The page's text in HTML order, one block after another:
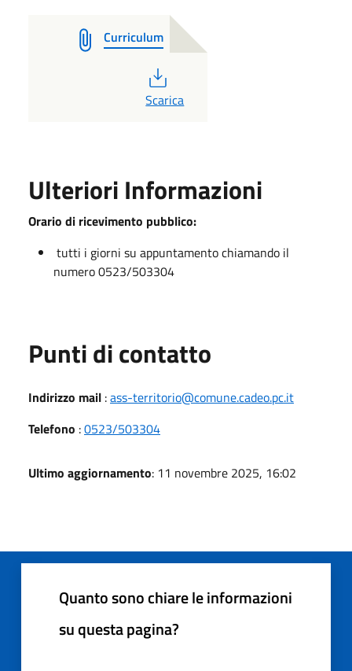
Curriculum
PDF
Scarica
Ulteriori Informazioni
Orario di ricevimento pubblico:
tutti i giorni su appuntamento chiamando il
numero 0523/503304
Punti di contatto
Indirizzo mail :ass-territorio@comune.cadeo.pc.it
Telefono :0523/503304
Ultimo aggiornamento: 11 novembre 2025, 16:02
Quanto sono chiare le informazioni
su questa pagina?